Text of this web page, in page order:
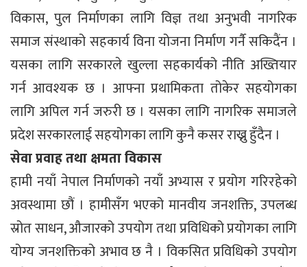
विकास, पुल निर्माणका लागि विज्ञ तथा अनुभवी नागरिक
समाज संस्थाको सहकार्य विना योजना निर्माण गर्नै सकिदैंन ।
यसका लागि सरकारले खुल्ला सहकार्यको नीति अख्तियार
गर्न आवश्यक छ । आफ्ना प्रथामिकता तोकेर सहयोगका
लागि अपिल गर्न जरुरी छ । यसका लागि नागरिक समाजले
प्रदेश सरकारलाई सहयोगका लागि कुनै कसर राख्नु हुँदैन ।
सेवा प्रवाह तथा क्षमता विकास
हामी नयाँ नेपाल निर्माणको नयाँ अभ्यास र प्रयोग गरिरहेको
अवस्थामा छौं । हामीसँग भएको मानवीय जनशक्ति, उपलब्ध
स्रोत साधन, औजारको उपयोग तथा प्रविधिको प्रयोगका लागि
योग्य जनशक्तिको अभाव छ नै । विकसित प्रविधिको उपयोग